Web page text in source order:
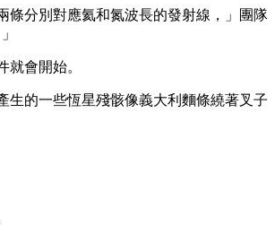
條分別對應氦和氮波長的發射線，」團隊
會開始。
生的一些恆星殘骸像義大利麵條繞著叉子